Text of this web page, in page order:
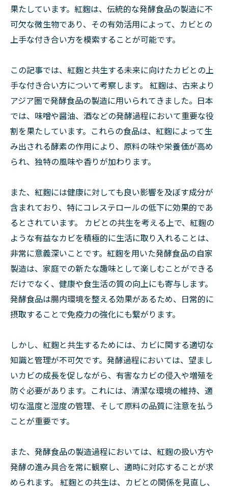
果たしています。紅麴は、伝統的な発酵食品の製造に不
可欠な微生物であり、その有効活用によって、カビとの
上手な付き合い方を模索することが可能です。
この記事では、紅麴と共生する未来に向けたカビとの上
手な付き合い方について考察します。 紅麴は、古来より
アジア圏で発酵食品の製造に用いられてきました。日本
では、味噌や醤油、酒などの発酵過程において重要な役
割を果たしています。これらの食品は、紅麴によって生
み出される酵素の作用により、原料の味や栄養価が高め
られ、独特の風味や香りが加わります。
また、紅麴には健康に対しても良い影響を及ぼす成分が
含まれており、特にコレステロールの低下に効果的であ
るとされています。 カビとの共生を考える上で、紅麴の
ような有益なカビを積極的に生活に取り入れることは、
非常に意義深いことです。紅麴を用いた発酵食品の自家
製造は、家庭での新たな趣味として楽しむことができる
だけでなく、健康や食生活の質の向上にも寄与します。
発酵食品は腸内環境を整える効果があるため、日常的に
摂取することで免疫力の強化にも繋がります。
しかし、紅麴と共生するためには、カビに関する適切な
知識と管理が不可欠です。発酵過程においては、望まし
いカビの成長を促しながら、有害なカビの侵入や増殖を
防ぐ必要があります。これには、清潔な環境の維持、適
切な温度と湿度の管理、そして原料の品質に注意を払う
ことが重要です。
また、発酵食品の製造過程においては、紅麴の扱い方や
発酵の進み具合を常に観察し、適時に対応することが求
められます。 紅麴との共生は、カビとの関係を見直し、